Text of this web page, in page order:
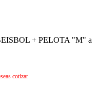
+ PELOTA "M" a
cotizar